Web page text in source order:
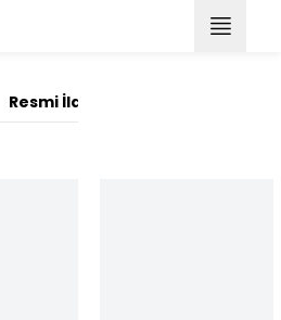
Resmi İlanlar